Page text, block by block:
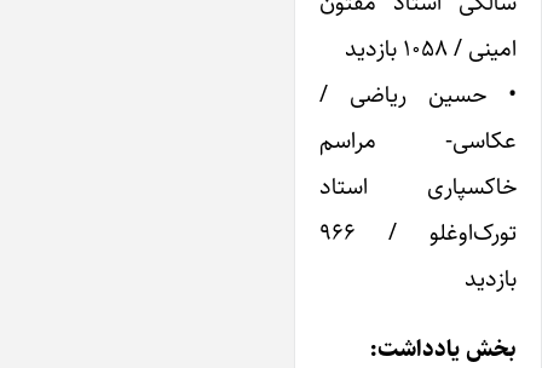
امینی / ۱۰۵۸ بازدید
• حسین ریاضی /
عکاسی- مراسم
خاکسپاری استاد
تورک‌اوغلو / ۹۶۶
بازدید
بخش یادداشت: